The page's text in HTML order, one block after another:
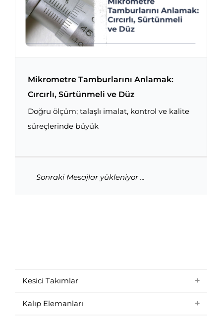
Mikrometre Tamburlarını Anlamak: Cırcırlı,
Sürtünmeli ve Düz
Mikrometre Tamburlarını Anlamak:
Cırcırlı, Sürtünmeli ve Düz
Doğru ölçüm; talaşlı imalat, kontrol ve kalite
süreçlerinde büyük
Diş Frezeleme mi Kılavuz Çekme mi?
Pek çok talaşlı imalat çalışanı, bazı